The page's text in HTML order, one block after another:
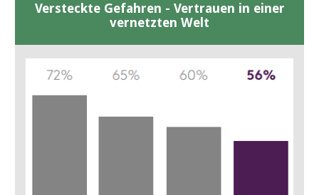
Versteckte Gefahren - Vertrauen in einer
vernetzten Welt